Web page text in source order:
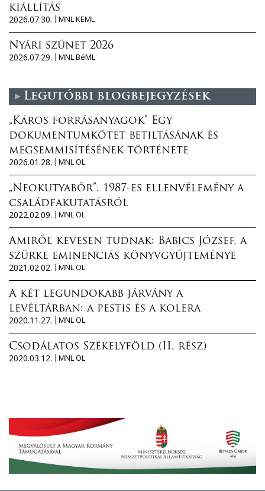
kiállítás
2026.07.30.
MNL KEML
Nyári szünet 2026
2026.07.29.
MNL BéML
Legutóbbi blogbejegyzések
„Káros forrásanyagok” Egy
dokumentumkötet betiltásának és
megsemmisítésének története
2026.01.28.
MNL OL
„Neokutyabőr”. 1987-es ellenvélemény a
családfakutatásról
2022.02.09.
MNL OL
Amiről kevesen tudnak: Babics József, a
szürke eminenciás könyvgyűjteménye
2021.02.02.
MNL OL
A két legundokabb járvány a
levéltárban: a pestis és a kolera
2020.11.27.
MNL OL
Csodálatos Székelyföld (II. rész)
2020.03.12.
MNL OL